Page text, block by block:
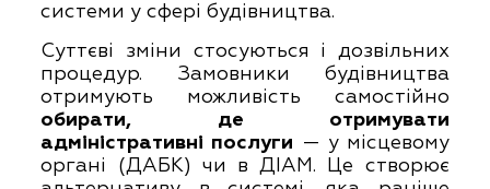
системи у сфері будівництва.
Суттєві зміни стосуються і дозвільних
процедур. Замовники будівництва
отримують можливість самостійно
обирати, де отримувати
адміністративні послуги
— у місцевому
органі (ДАБК) чи в ДІАМ. Це створює